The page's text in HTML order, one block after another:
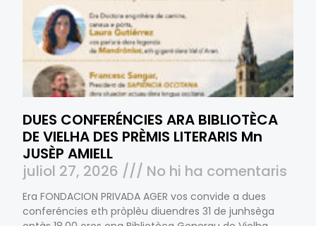
DUES CONFERÉNCIES ARA BIBLIOTÈCA
DE VIELHA DES PRÈMIS LITERARIS Mn
JUSÈP AMIELL
juliol 27, 2026
No hi ha comentaris
Era FONDACION PRIVADA AGER vos convide a dues
conferéncies eth pròplèu diuendres 31 de junhsèga